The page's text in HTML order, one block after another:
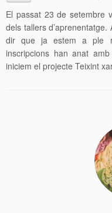
El passat 23 de setembre
dels tallers
dir que ja estem a ple
inscripcions han anat
iniciem el projecte Teixint